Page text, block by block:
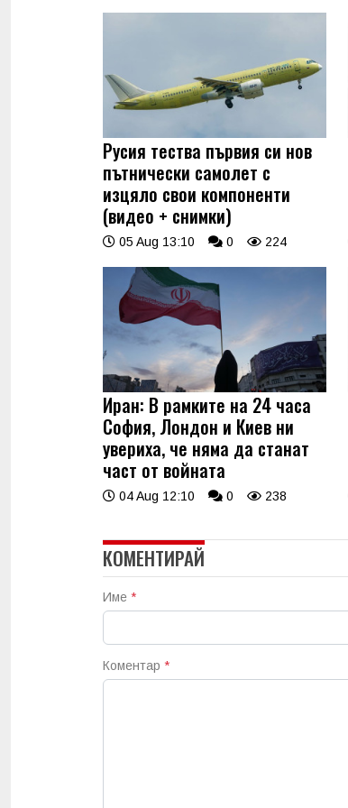
Русия тества първия си нов
пътнически самолет с
изцяло свои компоненти
(видео + снимки)
05 Aug 13:10 0 224
Иран: В рамките на 24 часа
София, Лондон и Киев ни
увериха, че няма да станат
част от войната
04 Aug 12:10 0 238
КОМЕНТИРАЙ
Име *
Коментар *